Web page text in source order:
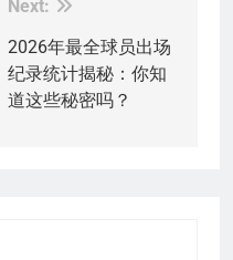
Next:
2026年最全球员出场
纪录统计揭秘：你知
道这些秘密吗？